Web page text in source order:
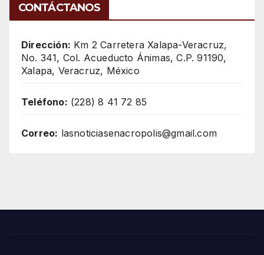
CONTÁCTANOS
Dirección: Km 2 Carretera Xalapa-Veracruz,
No. 341, Col. Acueducto Ánimas, C.P. 91190,
Xalapa, Veracruz, México
Teléfono: (228) 8 41 72 85
Correo: lasnoticiasenacropolis@gmail.com